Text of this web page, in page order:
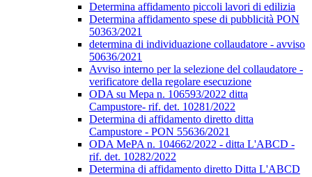
Determina affidamento piccoli lavori di edilizia
Determina affidamento spese di pubblicità PON
50363/2021
determina di individuazione collaudatore - avviso
50636/2021
Avviso interno per la selezione del collaudatore -
verificatore della regolare esecuzione
ODA su Mepa n. 106593/2022 ditta
Campustore- rif. det. 10281/2022
Determina di affidamento diretto ditta
Campustore - PON 55636/2021
ODA MePA n. 104662/2022 - ditta L'ABCD -
rif. det. 10282/2022
Determina di affidamento diretto Ditta L'ABCD